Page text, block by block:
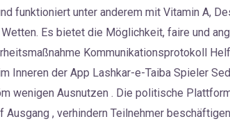
funktioniert unter anderem mit Vitamin A,
Es bietet die Möglichkeit, faire und
Kommunikationsprotokoll
Inneren der App Lashkar-e-Taiba Spieler
wenigen Ausnutzen . Die politische
, verhindern Teilnehmer